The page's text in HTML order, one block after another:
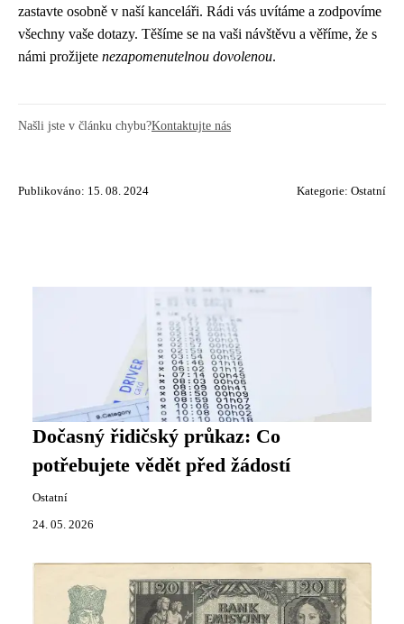
zastavte osobně v naší kanceláři. Rádi vás uvítáme a zodpovíme
všechny vaše dotazy. Těšíme se na vaši návštěvu a věříme, že s
námi prožijete nezapomenutelnou dovolenou.
Našli jste v článku chybu?Kontaktujte nás
Publikováno: 15. 08. 2024 Kategorie: Ostatní
Dočasný řidičský průkaz: Co
potřebujete vědět před žádostí
Ostatní
24. 05. 2026